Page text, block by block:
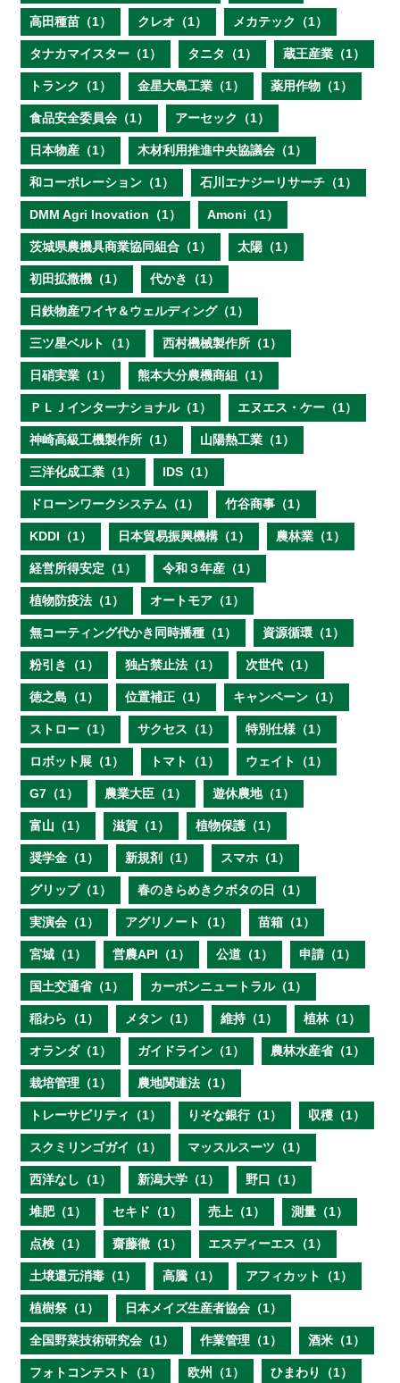
高田種苗（1） クレオ（1） メカテック（1）
タナカマイスター（1） タニタ（1） 蔵王産業（1）
トランク（1） 金星大島工業（1） 薬用作物（1）
食品安全委員会（1） アーセック（1）
日本物産（1） 木材利用推進中央協議会（1）
和コーポレーション（1） 石川エナジーリサーチ（1）
DMM Agri Inovation（1） Amoni（1）
茨城県農機具商業協同組合（1） 太陽（1）
初田拡撒機（1） 代かき（1）
日鉄物産ワイヤ＆ウェルディング（1）
三ツ星ベルト（1） 西村機械製作所（1）
日硝実業（1） 熊本大分農機商組（1）
ＰＬＪインターナショナル（1） エヌエス・ケー（1）
神崎高級工機製作所（1） 山陽熱工業（1）
三洋化成工業（1） IDS（1）
ドローンワークシステム（1） 竹谷商事（1）
KDDI（1） 日本貿易振興機構（1） 農林業（1）
経営所得安定（1） 令和３年産（1）
植物防疫法（1） オートモア（1）
無コーティング代かき同時播種（1） 資源循環（1）
粉引き（1） 独占禁止法（1） 次世代（1）
徳之島（1） 位置補正（1） キャンペーン（1）
ストロー（1） サクセス（1） 特別仕様（1）
ロボット展（1） トマト（1） ウェイト（1）
G7（1） 農業大臣（1） 遊休農地（1）
富山（1） 滋賀（1） 植物保護（1）
奨学金（1） 新規剤（1） スマホ（1）
グリップ（1） 春のきらめきクボタの日（1）
実演会（1） アグリノート（1） 苗箱（1）
宮城（1） 営農API（1） 公道（1） 申請（1）
国土交通省（1） カーボンニュートラル（1）
稲わら（1） メタン（1） 維持（1） 植林（1）
オランダ（1） ガイドライン（1） 農林水産省（1）
栽培管理（1） 農地関連法（1）
トレーサビリティ（1） りそな銀行（1） 収穫（1）
スクミリンゴガイ（1） マッスルスーツ（1）
西洋なし（1） 新潟大学（1） 野口（1）
堆肥（1） セキド（1） 売上（1） 測量（1）
点検（1） 齋藤徹（1） エスディーエス（1）
土壌還元消毒（1） 高騰（1） アフィカット（1）
植樹祭（1） 日本メイズ生産者協会（1）
全国野菜技術研究会（1） 作業管理（1） 酒米（1）
フォトコンテスト（1） 欧州（1） ひまわり（1）